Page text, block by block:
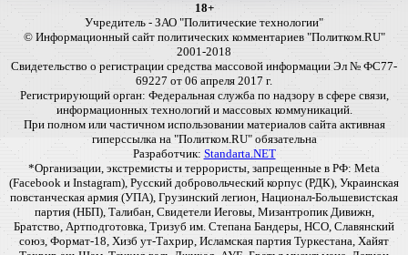
18+
Учредитель - ЗАО "Политические технологии"
© Информационный сайт политических комментариев "Политком.RU"
2001-2018
Свидетельство о регистрации средства массовой информации Эл № ФС77-
69227 от 06 апреля 2017 г.
Регистрирующий орган: Федеральная служба по надзору в сфере связи,
информационных технологий и массовых коммуникаций.
При полном или частичном использовании материалов сайта активная
гиперссылка на "Политком.RU" обязательна
Разработчик: Standarta.NET
*Организации, экстремисты и террористы, запрещенные в РФ: Meta
(Facebook и Instagram), Русский добровольческий корпус (РДК), Украинская
повстанческая армия (УПА), Грузинский легион, Национал-Большевистская
партия (НБП), Талибан, Свидетели Иеговы, Мизантропик Дивижн,
Братство, Артподготовка, Тризуб им. Степана Бандеры, НСО, Славянский
союз, Формат-18, Хизб ут-Тахрир, Исламская партия Туркестана, Хайят